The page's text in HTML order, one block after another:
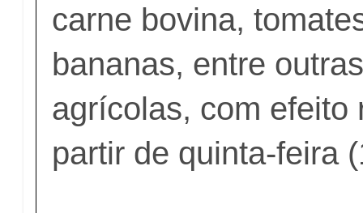
carne bovina,
bananas, entre
agrícolas, com efeito
partir de quinta-feira